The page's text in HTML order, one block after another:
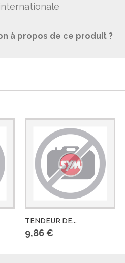
à propos de ce produit ?
TENDEUR DE...
9,86 €